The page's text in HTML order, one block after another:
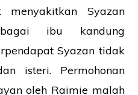
Syazan
ibu kandung
Syazan tidak
isteri. Permohonan
oleh Raimie malah